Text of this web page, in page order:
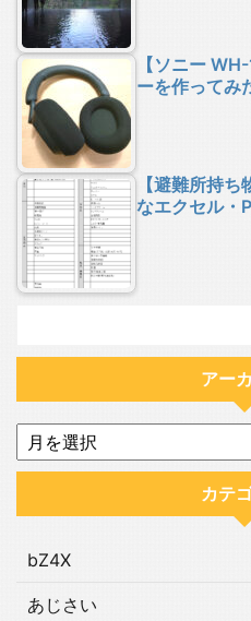
【ソニー
ーを作ってみ
【避難所持
なエクセル・
アー
カテ
bZ4X
あじさい